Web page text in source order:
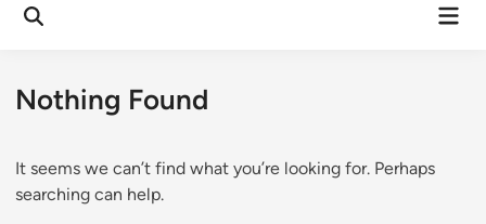
Main
Nothing Found
It seems we can’t find what you’re looking for. Perhaps
searching can help.